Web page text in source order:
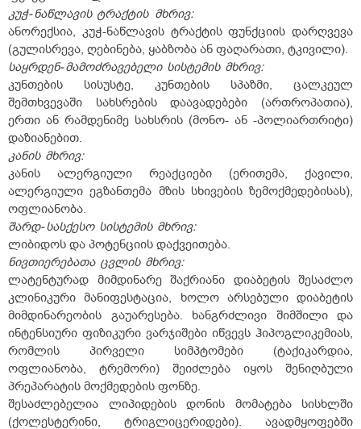
კუჭ-ნაწლავის ტრაქტის მხრივ:
ანორექსია, კუჭ-ნაწლავის ტრაქტის ფუნქციის დარღვევა
(გულისრევა, ღებინება, ყაბზობა ან ფაღარათი, ტკივილი).
საყრდენ-მამოძრავებელი სისტემის მხრივ:
კუნთების სისუსტე, კუნთების სპაზმი, ცალკეულ
შემთხვევაში სახსრების დაავადებები (ართროპათია),
ერთი ან რამდენიმე სახსრის (მონო- ან -პოლიართრიტი)
დაზიანებით.
კანის მხრივ:
კანის ალერგიული რეაქციები (ერითემა, ქავილი,
ალერგიული ეგზანთემა მზის სხივების ზემოქმედებისას),
ოფლიანობა.
შარდ-სასქესო სისტემის მხრივ:
ლიბიდოს და პოტენციის დაქვეითება.
ნივთიერებათა ცვლის მხრივ:
ლატენტურად მიმდინარე შაქრიანი დიაბეტის შესაძლო
კლინიკური მანიფესტაცია, ხოლო არსებული დიაბეტის
მიმდინარეობის გაუარესება. ხანგრძლივი შიმშილი და
ინტენსიური ფიზიკური ვარჯიშები იწვევს ჰიპოგლიკემიას,
რომლის პირველი სიმპტომები (ტაქიკარდია,
ოფლიანობა, ტრემორი) შეიძლება იყოს შენიღბული
პრეპარატის მოქმედების ფონზე.
შესაძლებელია ლიპიდების დონის მომატება სისხლში
(ქოლესტერინი, ტრიგლიცერიდები). ავადმყოფებში